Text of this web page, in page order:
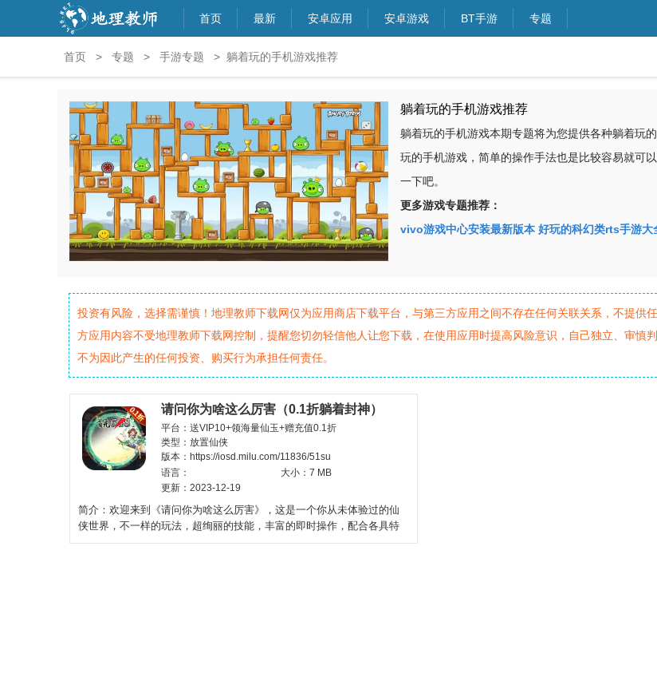
首页 最新 安卓应用 安卓游戏 BT手游 专题
首页 > 专题 > 手游专题 > 躺着玩的手机游戏推荐
躺着玩的手机游戏推荐
躺着玩的手机游戏本期专题将为您提供各种躺着玩
玩的手机游戏，简单的操作手法也是比较容易就可
一下吧。
更多游戏专题推荐：
vivo游戏中心安装最新版本 好玩的科幻类rts手游大
投资有风险，选择需谨慎！地理教师下载网仅为应用商店下载平台，与第三方应用之间不存在任何关联关系，不提供
方应用内容不受地理教师下载网控制，提醒您切勿轻信他人让您下载，在使用应用时提高风险意识，自己独立、审慎
不为因此产生的任何投资、购买行为承担任何责任。
请问你为啥这么厉害（0.1折躺着封神）
平台：送VIP10+领海量仙玉+赠充值0.1折
类型：放置仙侠
版本：https://iosd.milu.com/11836/51su
语言：
大小：7 MB
更新：2023-12-19
简介：欢迎来到《请问你为啥这么厉害》，这是一个你从未体验过的仙
侠世界，不一样的玩法，超绚丽的技能，丰富的即时操作，配合各具特
色的英雄大招及灵活自由